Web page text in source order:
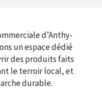
d’Anthy-
un espace dédié
des produits faits
le terroir local, et
durable.